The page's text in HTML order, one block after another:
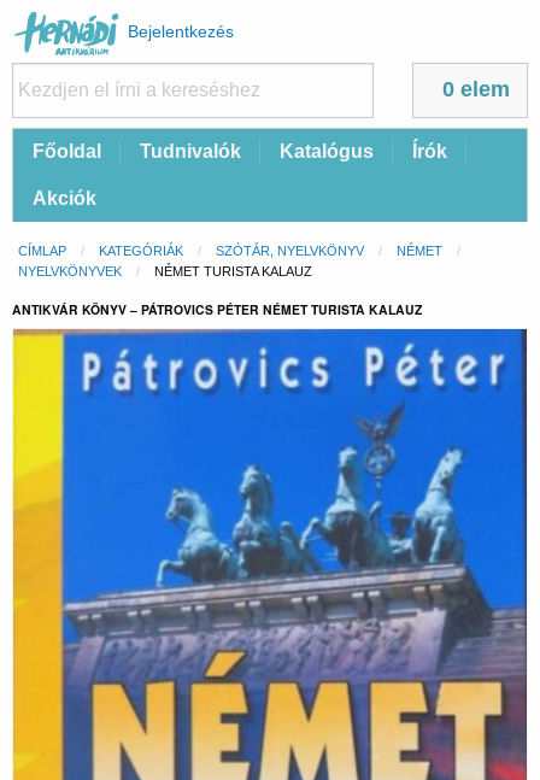
Felhasználói
fiók
menüje
Bejelentkezés
0 elem
FőFőoldal Tudnivalók Katalógus Írók
Akciók
Morzsa
CÍMLAP KATEGÓRIÁK SZÓTÁR, NYELVKÖNYV
NÉMET
NYELVKÖNYVEK
CURRENT:
NÉMET TURISTA KALAUZ
ANTIKVÁR KÖNYV – PÁTROVICS PÉTER NÉMET TURISTA KALAUZ